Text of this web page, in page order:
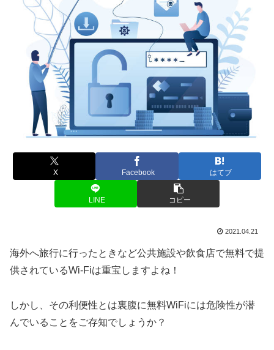
X Facebook はてブ
LINE コピー
2021.04.21
海外へ旅行に行ったときなど公共施設や飲食店で無料で提
供されているWi-Fiは重宝しますよね！
しかし、その利便性とは裏腹に無料WiFiには危険性が潜
んでいることをご存知でしょうか？